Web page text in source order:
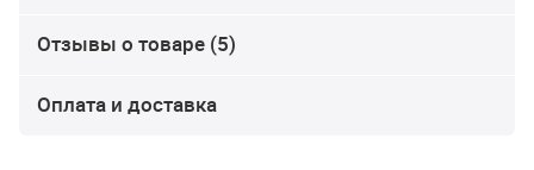
Отзывы о товаре (5)
Оплата и доставка